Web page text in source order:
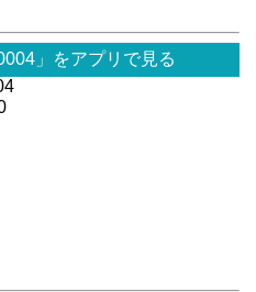
」をアプリで見る